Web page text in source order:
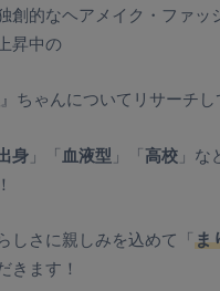
創的なヘアメイク・ファッ
昇中の
』ちゃんについてリサーチし
身」「 血液型 」「高校」な
しさに親しみを込めて「ま
きます！